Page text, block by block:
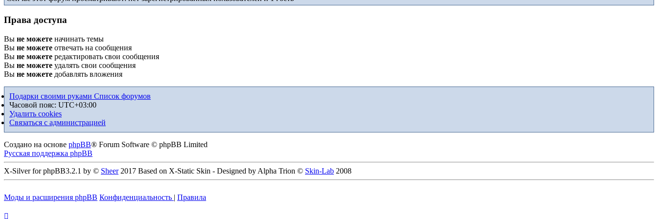
Права доступа
Вы не можете начинать темы
Вы не можете отвечать на сообщения
Вы не можете редактировать свои сообщения
Вы не можете удалять свои сообщения
Вы не можете добавлять вложения
Подарки своими руками Список форумов
Часовой пояс: UTC+03:00
Удалить cookies
Связаться с администрацией
Создано на основе phpBB® Forum Software © phpBB Limited
Русская поддержка phpBB
X-Silver for phpBB3.2.1 by © Sheer2017 Based on X-Static Skin - Designed by Alpha Trion © Skin-Lab 2008
Моды и расширения phpBB Конфиденциальность | Правила